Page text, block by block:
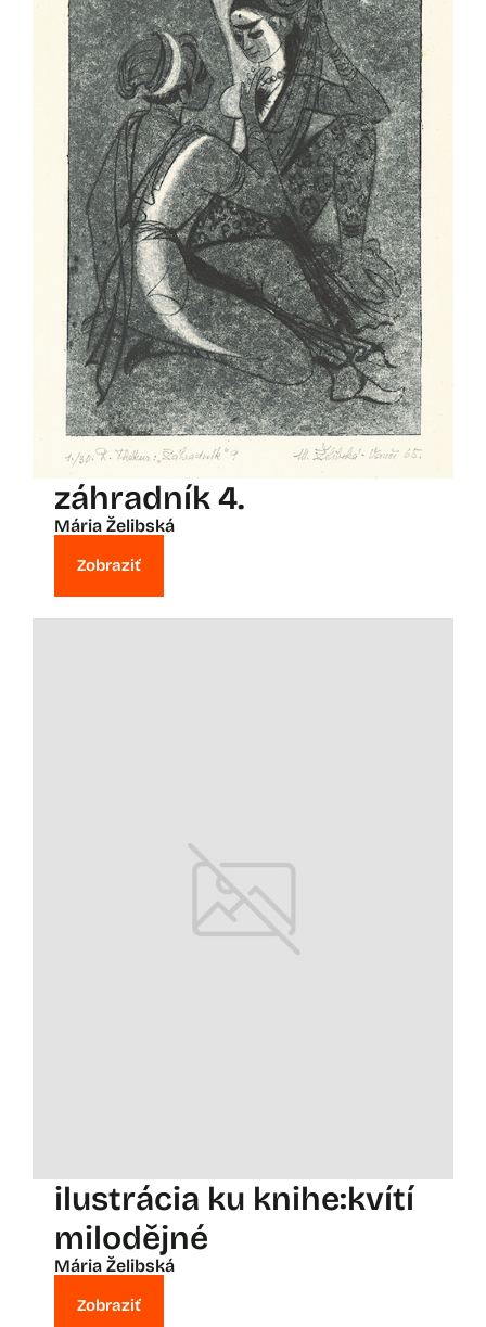
záhradník 4.
Mária Želibská
Zobraziť
ilustrácia ku knihe:kvítí
milodějné
Mária Želibská
Zobraziť